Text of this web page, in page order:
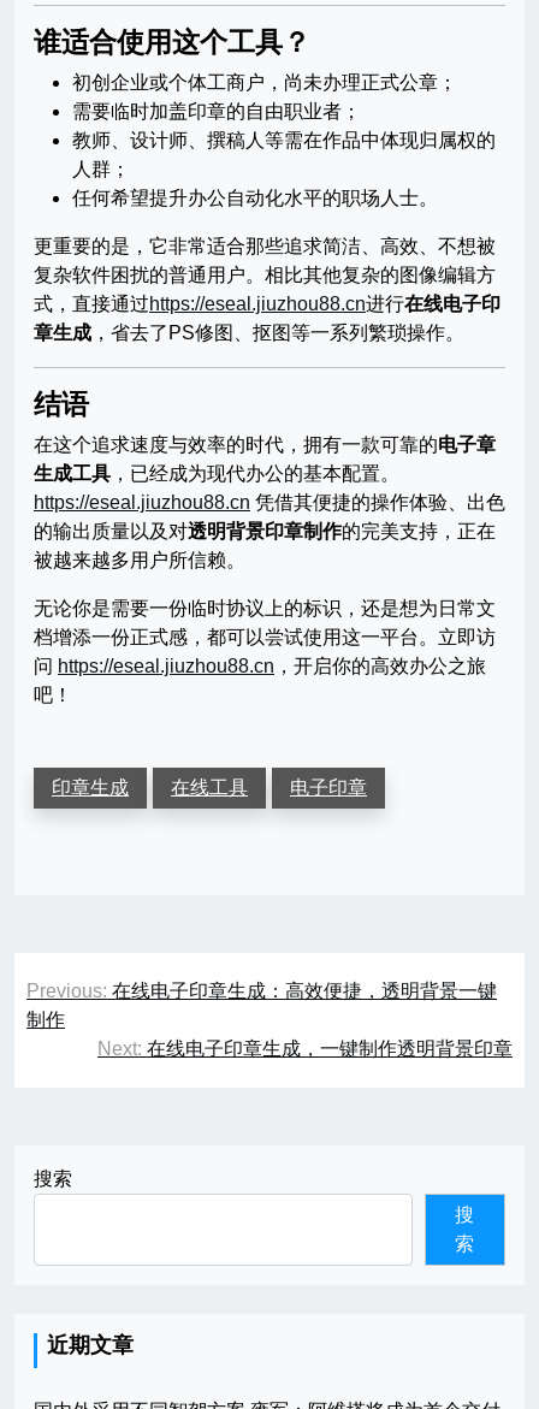
谁适合使用这个工具？
初创企业或个体工商户，尚未办理正式公章；
需要临时加盖印章的自由职业者；
教师、设计师、撰稿人等需在作品中体现归属权的
人群；
任何希望提升办公自动化水平的职场人士。
更重要的是，它非常适合那些追求简洁、高效、不想被
复杂软件困扰的普通用户。相比其他复杂的图像编辑方
式，直接通过https://eseal.jiuzhou88.cn进行在线电子印
章生成 ，省去了PS修图、抠图等一系列繁琐操作。
结语
在这个追求速度与效率的时代，拥有一款可靠的电子章
生成工具 ，已经成为现代办公的基本配置。
https://eseal.jiuzhou88.cn 凭借其便捷的操作体验、出色
的输出质量以及对透明背景印章制作的完美支持，正在
被越来越多用户所信赖。
无论你是需要一份临时协议上的标识，还是想为日常文
档增添一份正式感，都可以尝试使用这一平台。立即访
问 https://eseal.jiuzhou88.cn ，开启你的高效办公之旅
吧！
印章生成 在线工具 电子印章
文
章
Previous: 在线电子印章生成：高效便捷，透明背景一键
制作
Next: 在线电子印章生成，一键制作透明背景印章
搜索
搜
索
近期文章